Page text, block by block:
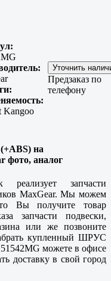
Kangoo
Предзаказ по
телефону
на
фото, аналог
реализует запчасти
MaxGear. Мы можем
Вы получите товар
запчасти подвески,
или же позвоните
купленный ШРУС
можете в офисе
доставку в свой город